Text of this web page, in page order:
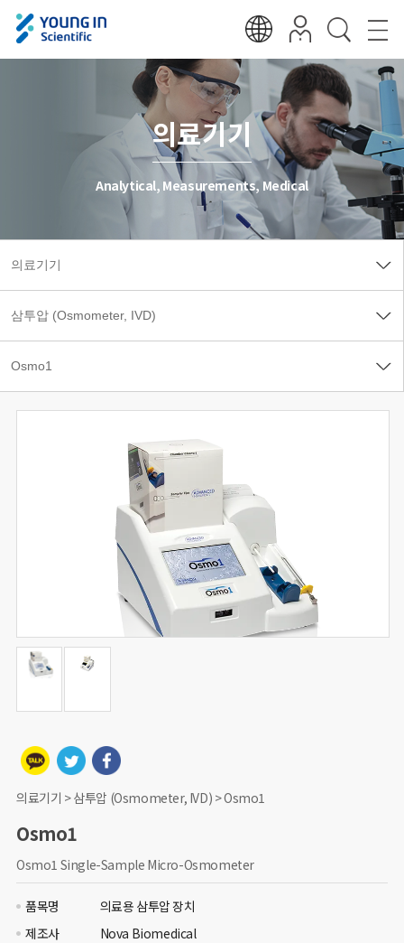
의료기기
Analytical, Measurements, Medical
의료기기 > 삼투압 (Osmometer, IVD) > Osmo1
Osmo1
Osmo1 Single-Sample Micro-Osmometer
품목명
의료용 삼투압 장치
제조사
Nova Biomedical